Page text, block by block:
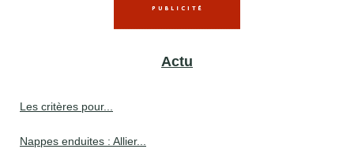
Actu
Les critères pour...
Nappes enduites : Allier...